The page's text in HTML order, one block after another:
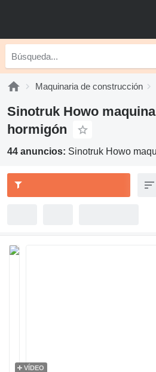
Maquinaria de construcción
Sinotruk Howo
hormigón
44 anuncios: Sinotruk Howo
VÍDEO